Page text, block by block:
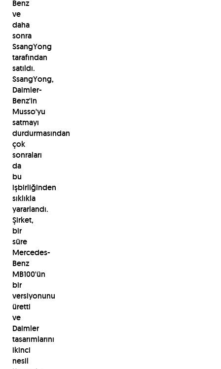
Benz
ve
daha
sonra
SsangYong
tarafından
satıldı.
SsangYong,
Daimler-
Benz'in
Musso'yu
satmayı
durdurmasından
çok
sonraları
da
bu
işbirliğinden
sıklıkla
yararlandı.
Şirket,
bir
süre
Mercedes-
Benz
MB100'ün
bir
versiyonunu
üretti
ve
Daimler
tasarımlarını
ikinci
nesil